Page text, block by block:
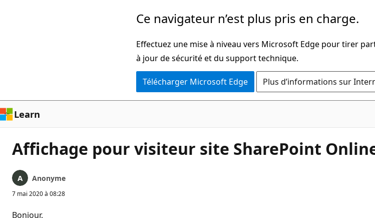
Ce navigateur n’est plus pris en charge.
Effectuez une mise à niveau vers Microsoft Edge pour tirer
à jour de sécurité et du support technique.
Télécharger Microsoft Edge Plus d’informations sur
Learn
Affichage pour visiteur site SharePoint
Anonyme
7 mai 2020 à 08:28
Bonjour,